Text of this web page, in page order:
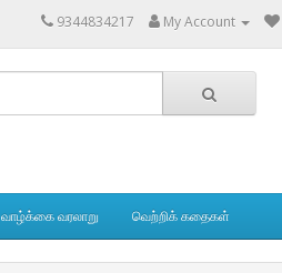
9344834217 My Account
வாழ்க்கை வரலாறு வெற்றிக் கதைகள்